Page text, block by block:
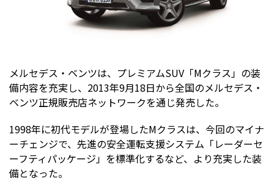
メルセデス・ベンツは、プレミアムSUV「Mクラス」の装
備内容を充実し、2013年9月18日から全国のメルセデス・
ベンツ正規販売店ネットワークを通じ発売した。
1998年に初代モデルが登場したMクラスは、今回のマイナ
ーチェンジで、先進の安全運転支援システム「レーダーセ
ーフティパッケージ」を標準化するなど、より充実した装
備となった。